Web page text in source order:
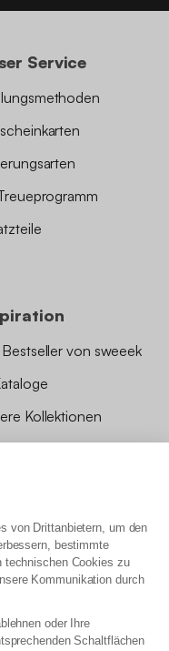
von Drittanbietern, um den
bestimmte
technischen Cookies zu
Kommunikation durch
oder Ihre
Schaltflächen
Service
von sweeek
Kollektionen